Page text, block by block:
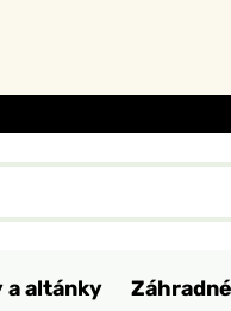
altánky